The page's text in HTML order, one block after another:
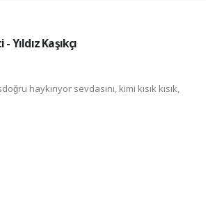
Yıldız Kaşıkçı
haykırıyor sevdasını, kimi kısık kısık,